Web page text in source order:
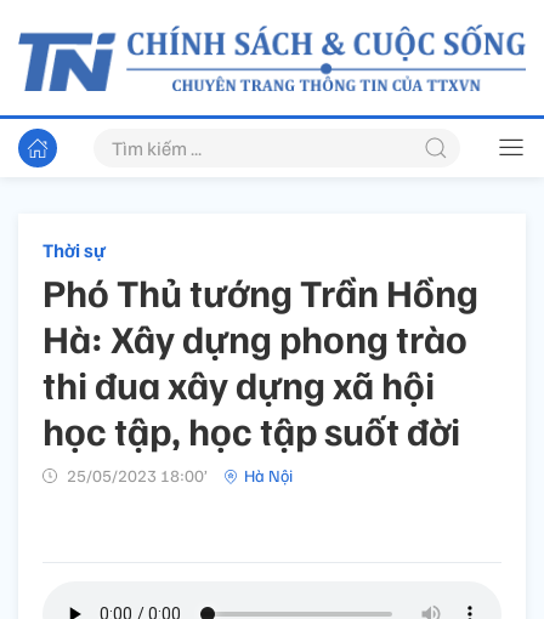
Thời sự
Phó Thủ tướng Trần Hồng
Hà: Xây dựng phong trào
thi đua xây dựng xã hội
học tập, học tập suốt đời
25/05/2023 18:00’ Hà Nội